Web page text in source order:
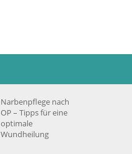
Narbenpflege nach
OP – Tipps für eine
optimale
Wundheilung